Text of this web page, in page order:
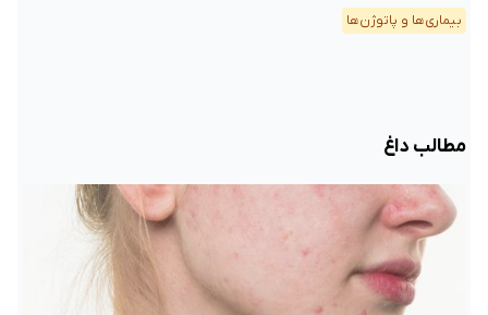
بیماری‌ها و پاتوژن‌ها
مطالب داغ